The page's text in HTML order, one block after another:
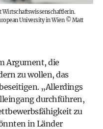
Wirtschaftswissenschaftlerin.
University in Wien©Matt
Argument, die
zu wollen, das
„Allerdings
durchführen,
zu
in Länder